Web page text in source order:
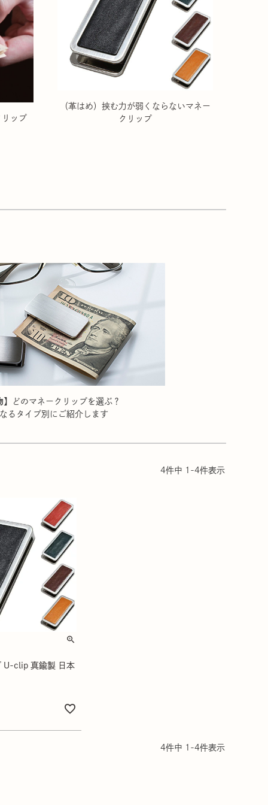
リップ
（革はめ）挟む力が弱くならないマネー
クリップ
どのマネークリップを選ぶ？
るタイプ別にご紹介します
4件中 1 -4件表示
U-clip 真鍮製 日本
4件中 1 -4件表示